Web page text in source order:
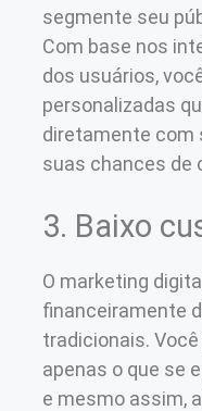
segmente seu
Com base nos
dos usuários,
personalizadas
diretamente com
suas chances de
3. Baixo
O marketing
financeiramente
tradicionais.
apenas o que se
e mesmo assim,